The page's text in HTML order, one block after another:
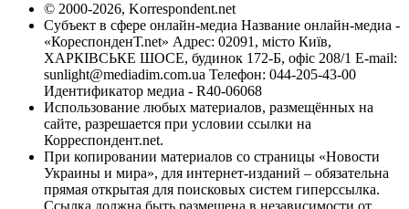
© 2000-2026, Korrespondent.net
Субъект в сфере онлайн-медиа Название онлайн-медиа -
«КореспонденТ.net» Адрес: 02091, місто Київ,
ХАРКІВСЬКЕ ШОСЕ, будинок 172-Б, офіс 208/1 E-mail:
sunlight@mediadim.com.ua Телефон: 044-205-43-00
Идентификатор медиа - R40-06068
Использование любых материалов, размещённых на
сайте, разрешается при условии ссылки на
Корреспондент.net.
При копировании материалов со страницы «Новости
Украины и мира», для интернет-изданий – обязательна
прямая открытая для поисковых систем гиперссылка.
Ссылка должна быть размещена в независимости от